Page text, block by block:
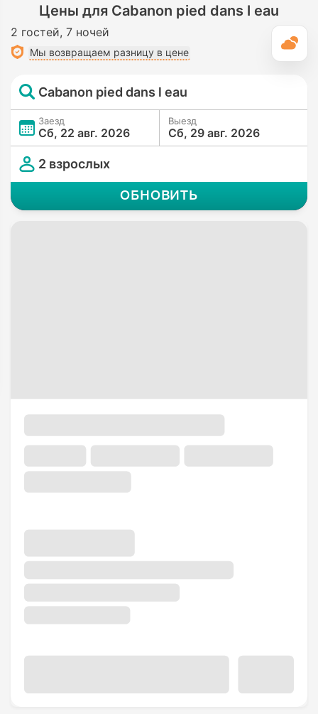
Цены для Cabanon pied dans l eau
2 гостей 7 ночей
Мы возвращаем разницу в цене
Cabanon pied dans l eau
Заезд
Сб, 22 авг. 2026
Выезд
Сб, 29 авг. 2026
2 взрослых
ОБНОВИТЬ